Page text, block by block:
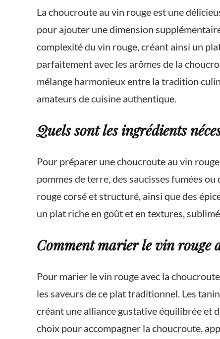
La choucroute au vin rouge est une
pour ajouter une dimension
complexité du vin rouge, créant ainsi un
parfaitement avec les arômes de la
mélange harmonieux entre la tradition
amateurs de cuisine authentique.
Quels sont les ingrédients
Pour préparer une choucroute au vin
pommes de terre, des saucisses fumées
rouge corsé et structuré, ainsi que des
un plat riche en goût et en textures,
Comment marier le vin rouge
Pour marier le vin rouge avec la
les saveurs de ce plat traditionnel. Les
créant une alliance gustative équilibrée et
choix pour accompagner la choucroute,